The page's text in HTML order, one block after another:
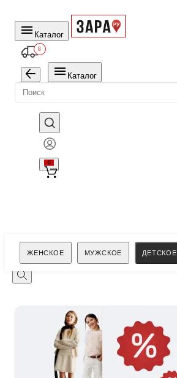
Каталог
8
Каталог
0
ЖЕНСКОЕ МУЖСКОЕ ДЕТСКОЕ
Поиск